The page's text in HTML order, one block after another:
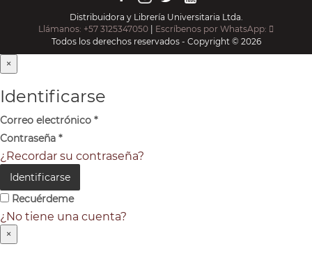
Distribuidora y Librería Universitaria Ltda.
Llámanos: +57 3125347050 | Escríbenos por WhatsApp:
Todos los derechos reservados - Copyright © 2026
×
Identificarse
Correo electrónico *
Contraseña *
¿Recordar su contraseña?
Identificarse
Recuérdeme
¿No tiene una cuenta?
×